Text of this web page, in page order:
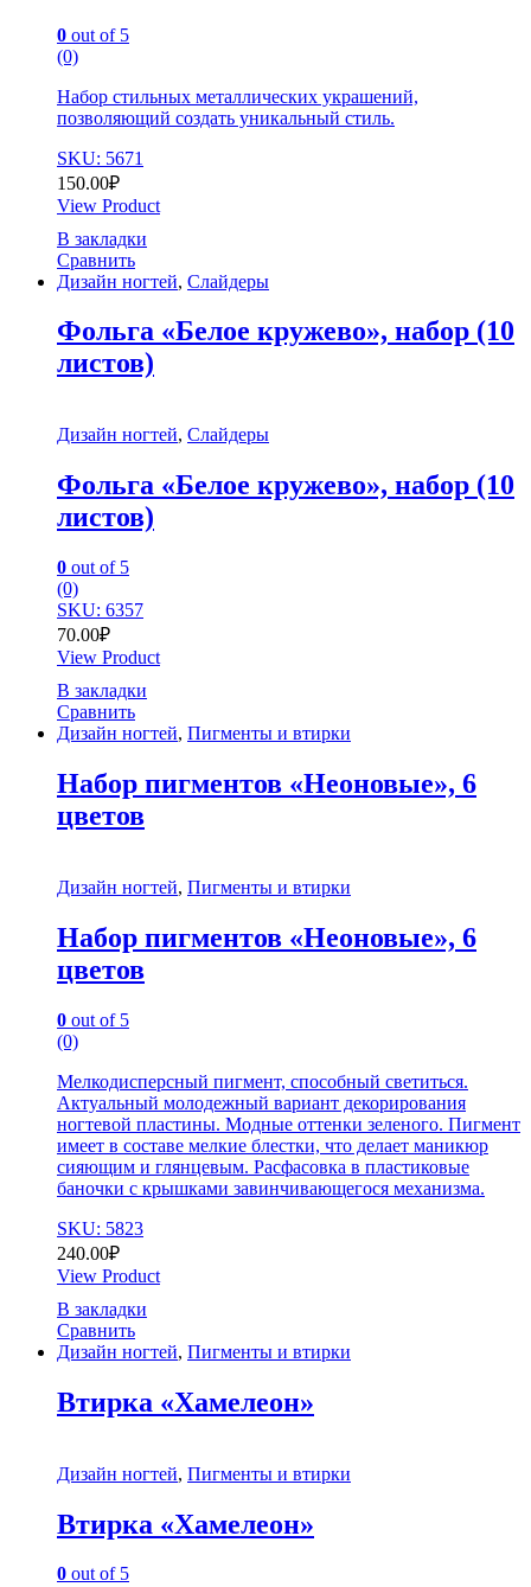
0 out of 5
(0)
Набор стильных металлических украшений,
позволяющий создать уникальный стиль.
SKU: 5671
150.00₽
View Product
В закладки
Сравнить
Дизайн ногтей, Слайдеры
Фольга «Белое кружево», набор (10
листов)
Дизайн ногтей, Слайдеры
Фольга «Белое кружево», набор (10
листов)
0 out of 5
(0)
SKU: 6357
70.00₽
View Product
В закладки
Сравнить
Дизайн ногтей, Пигменты и втирки
Набор пигментов «Неоновые», 6
цветов
Дизайн ногтей, Пигменты и втирки
Набор пигментов «Неоновые», 6
цветов
0 out of 5
(0)
Мелкодисперсный пигмент, способный светиться.
Актуальный молодежный вариант декорирования
ногтевой пластины. Модные оттенки зеленого. Пигмент
имеет в составе мелкие блестки, что делает маникюр
сияющим и глянцевым. Расфасовка в пластиковые
баночки с крышками завинчивающегося механизма.
SKU: 5823
240.00₽
View Product
В закладки
Сравнить
Дизайн ногтей, Пигменты и втирки
Втирка «Хамелеон»
Дизайн ногтей, Пигменты и втирки
Втирка «Хамелеон»
0 out of 5